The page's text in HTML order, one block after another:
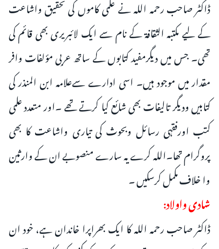
ڈاکٹر صاحب رحمہ اللہ نے علمی کاموں کی تحقیق واشاعت
کے لیے مکتبہ الثقافۃ کے نام سے ایک لائبریری بھی قائم کی
تھی۔ جس میں دیگرمفید کتابوں کے ساتھ عربی مؤلفات وافر
مقدار میں موجود ہیں۔ اسی ادارے سےعلامہ ابن المنذر کی
کتابیں ودیگر تالیفات بھی شائع کیا کرتے تھے ۔اور متعدد علمی
کتب اورفقہی رسائل وبحوث کی تیاری واشاعت کا بھی
پروگرام تھا۔اللہ کرے یہ سارے منصوبے ان کے وارثین
وا خلاف مکمل کرسکیں ۔
شادی واولاد:
ڈاکٹر صاحب رحمہ اللہ کا ایک بھراپرا خاندان ہے، خود ان